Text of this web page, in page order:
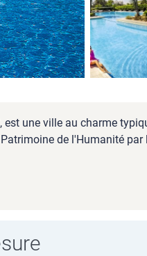
une ville au charme
de l'Humanité